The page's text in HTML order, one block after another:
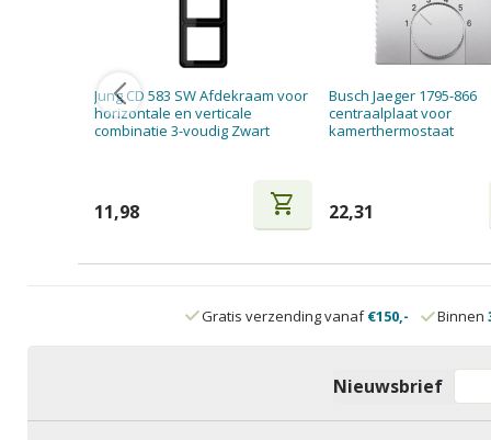
Jung CD 583 SW Afdekraam voor
horizontale en verticale
combinatie 3-voudig Zwart
11,98 shopping_cart
Busch Jaeger 1795-866
centraalplaat voor
kamerthermostaat
22,31
Gratis verzending vanaf€150,- Binnen
Nieuwsbrief